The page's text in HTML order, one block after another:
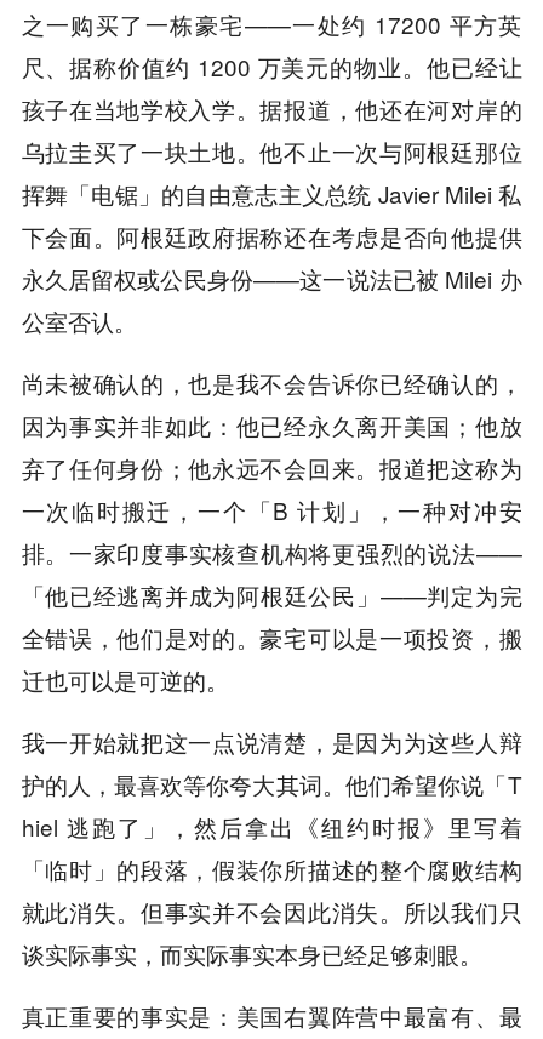
之一购买了一栋豪宅——一处约 17200 平方英
尺、据称价值约 1200 万美元的物业。他已经让
孩子在当地学校入学。据报道，他还在河对岸的
乌拉圭买了一块土地。他不止一次与阿根廷那位
挥舞「电锯」的自由意志主义总统 Javier Milei 私
下会面。阿根廷政府据称还在考虑是否向他提供
永久居留权或公民身份——这一说法已被 Milei 办
公室否认。
尚未被确认的，也是我不会告诉你已经确认的，
因为事实并非如此：他已经永久离开美国；他放
弃了任何身份；他永远不会回来。报道把这称为
一次临时搬迁，一个「B 计划」，一种对冲安
排。一家印度事实核查机构将更强烈的说法——
「他已经逃离并成为阿根廷公民」——判定为完
全错误，他们是对的。豪宅可以是一项投资，搬
迁也可以是可逆的。
我一开始就把这一点说清楚，是因为为这些人辩
护的人，最喜欢等你夸大其词。他们希望你说「T
hiel 逃跑了」，然后拿出《纽约时报》里写着
「临时」的段落，假装你所描述的整个腐败结构
就此消失。但事实并不会因此消失。所以我们只
谈实际事实，而实际事实本身已经足够刺眼。
真正重要的事实是：美国右翼阵营中最富有、最